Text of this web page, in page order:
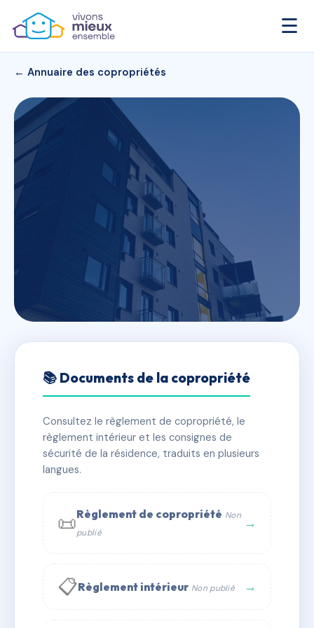
☰
← Annuaire des copropriétés
LA ROSE DES SABLES
✓ Immatriculée 🏠 59 lots 🏗 38 bâtiment(s)
📞 Contacter Syndic Digital
📚 Documents de la copropriété
Consultez le règlement de copropriété, le
règlement intérieur et les consignes de
sécurité de la résidence, traduits en plusieurs
langues.
📜Règlement de copropriété Non
publié
→
📋Règlement intérieur Non publié →